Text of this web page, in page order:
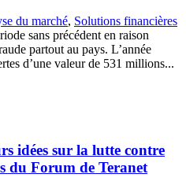
du marché, Solutions financières
sans précédent en raison
partout au pays. L’année
d’une valeur de 531 millions...
idées sur la lutte contre
du Forum de Teranet